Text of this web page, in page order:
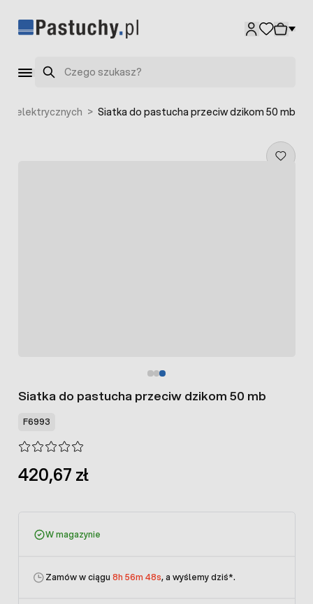
Szukaj
elektrycznych > Siatka do pastucha przeciw dzikom 50 mb
Siatka do pastucha przeciw dzikom 50 mb
F6993
420,67 zł
W magazynie
Zamów w ciągu 8h 56m 48s, a wyślemy dziś*.